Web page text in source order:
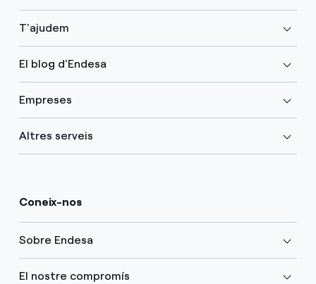
T'ajudem
El blog d'Endesa
Empreses
Altres serveis
Coneix-nos
Sobre Endesa
El nostre compromís